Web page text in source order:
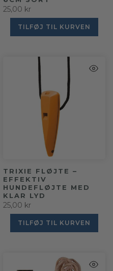
25,00 kr
TILFØJ TIL KURVEN
TRIXIE FLØJTE –
EFFEKTIV
HUNDEFLØJTE MED
KLAR LYD
25,00 kr
TILFØJ TIL KURVEN